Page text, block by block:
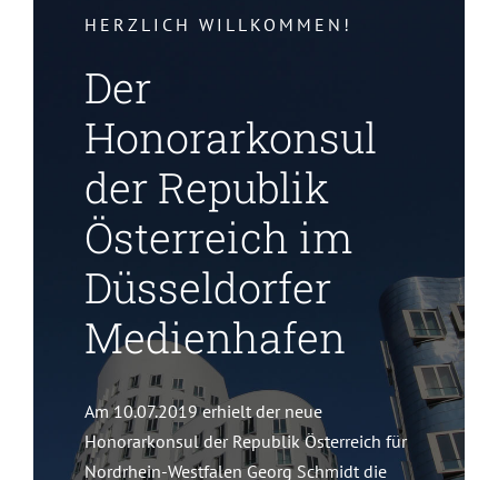
HERZLICH WILLKOMMEN!
Der
Honorarkonsul
der Republik
Österreich im
Düsseldorfer
Medienhafen
Am 10.07.2019 erhielt der neue
Honorarkonsul der Republik Österreich für
Nordrhein-Westfalen Georg Schmidt die